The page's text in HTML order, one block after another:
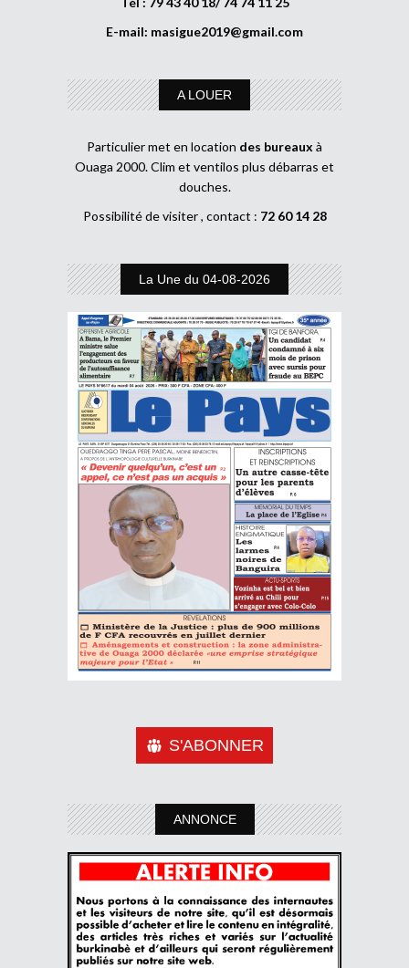
E-mail: masigue2019@gmail.com
A LOUER
Particulier met en location des bureaux à
Ouaga 2000. Clim et ventilos plus débarras et
douches.
Possibilité de visiter , contact : 72 60 14 28
La Une du 04-08-2026
S'ABONNER
ANNONCE